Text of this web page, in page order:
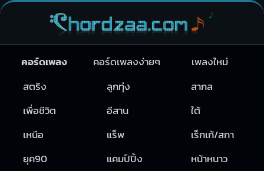
คอร์ดเพลง คอร์ดเพลงง่ายๆ
เพลงใหม่
สตริง
ลูกทุ่ง
สากล
เพื่อชีวิต
อีสาน
ใต้
เหนือ
แร็พ
เร็กเก้/สกา
ยุค90
แคมป์ปิ้ง หน้าหนาว